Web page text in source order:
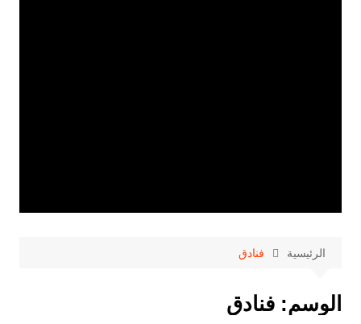
الرئيسية فنادق
الوسم: فنادق